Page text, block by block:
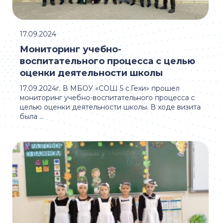
17.09.2024г. В МБОУ «COШ 5 с.Гехи» прошел
мониторинг учебно-воспитательного процесса с
целью оценки деятельности школы. В ходе визита
была ...
Мониторинг учебно-
воспитательного процесса с целью
оценки деятельности школы
17.09.2024